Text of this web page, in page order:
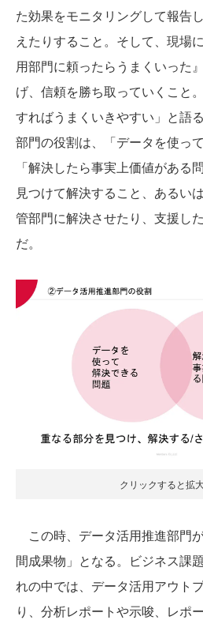
た効果をモニタリングして報告
えたりすること。そして、現場
用部門に頼ったらうまくいった
げ、信頼を勝ち取っていくこと
すればうまくいきやすい」と語
部門の役割は、「データを使っ
「解決したら事実上価値がある
見つけて解決すること、あるい
管部門に解決させたり、支援し
だ。
クリックすると拡
この時、データ活用推進部門
間成果物」となる。ビジネス課
れの中では、データ活用アウト
り、分析レポートや示唆、レポ